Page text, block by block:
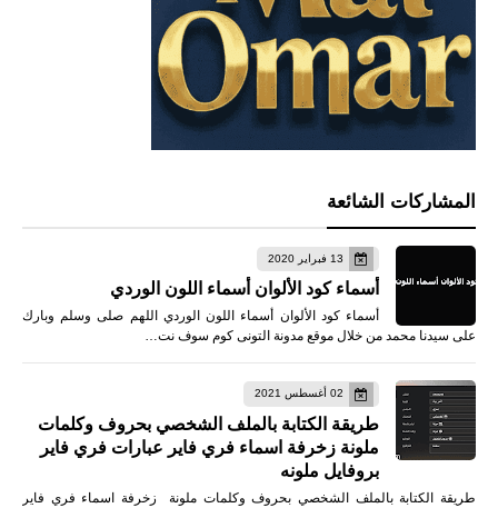
المشاركات الشائعة
13 فبراير 2020
أسماء كود الألوان أسماء اللون الوردي
أسماء كود الألوان أسماء اللون الوردي اللهم صلى وسلم وبارك
على سيدنا محمد من خلال موقع مدونة التونى كوم سوف نت…
02 أغسطس 2021
طريقة الكتابة بالملف الشخصي بحروف وكلمات
ملونة زخرفة اسماء فري فاير عبارات فري فاير
بروفايل ملونه
طريقة الكتابة بالملف الشخصي بحروف وكلمات ملونة زخرفة اسماء فري فاير